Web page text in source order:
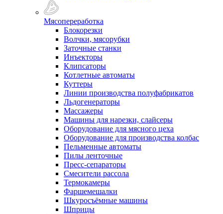
Мясопереработка
Блокорезки
Волчки, мясорубки
Заточные станки
Инъекторы
Клипсаторы
Котлетные автоматы
Куттеры
Линии производства полуфабрикатов
Льдогенераторы
Массажеры
Машины для нарезки, слайсеры
Оборудование для мясного цеха
Оборудование для производства колбас
Пельменные автоматы
Пилы ленточные
Пресс-сепараторы
Смесители рассола
Термокамеры
Фаршемешалки
Шкуросъёмные машины
Шприцы